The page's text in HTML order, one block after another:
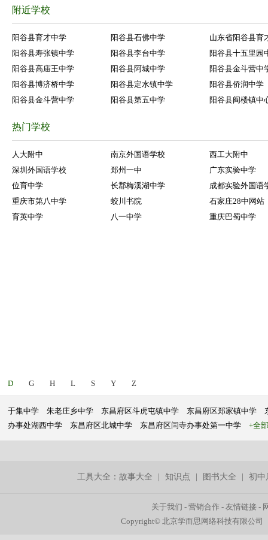
附近学校
阳谷县育才中学 阳谷县石佛中学
山东省阳谷县育
阳谷县寿张镇中学
阳谷县李台中学
阳谷县十五里园
阳谷县高庙王中学
阳谷县阿城中学
阳谷县金斗营中
阳谷县博济桥中学
阳谷县定水镇中学
阳谷县侨润中学
阳谷县金斗营中学
阳谷县第五中学 阳谷县阎楼镇中
热门学校
人大附中 南京外国语学校
西工大附中
深圳外国语学校
郑州一中
广东实验中学
位育中学
长郡梅溪湖中学
成都实验外国语
重庆市第八中学
蛟川书院
石家庄28中网站
育英中学
八一中学 重庆巴蜀中学
D G H L S Y Z
于集中学 朱老庄乡中学 东昌府区斗虎屯镇中学 东昌府区郑家镇中学
办事处湖西中学
东昌府区北城中学 东昌府区闫寺办事处第一中学 +全部
工具大全：故事大全 |知识点 图书大全 |初中
关于我们 -营销合作 -友情链接 -
Copyright© 北京学而思网络科技有限公司